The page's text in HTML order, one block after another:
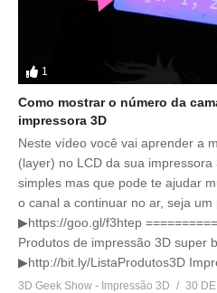
1
Como mostrar o número da
impressora 3D
Neste vídeo você vai aprender a
(layer) no LCD da sua
simples mas que pode te ajudar
o canal a continuar no ar, seja um
▶https://goo.gl/f3htep
Produtos de impressão 3D super
▶http://bit.ly/ListaProdutos3D
3D Geek Show - Impressão 3D
30